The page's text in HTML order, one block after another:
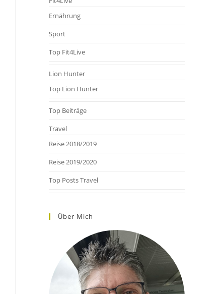
Ernährung
Sport
Top Fit4Live
Lion Hunter
Top Lion Hunter
Top Beiträge
Travel
Reise 2018/2019
Reise 2019/2020
Top Posts Travel
Über Mich